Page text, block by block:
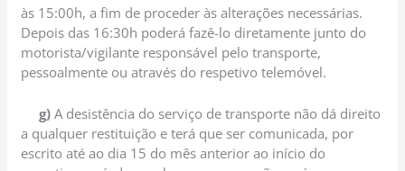
às 15:00h, a fim de proceder às alterações necessárias.
Depois das 16:30h poderá fazê-lo diretamente junto do
motorista/vigilante responsável pelo transporte,
pessoalmente ou através do respetivo telemóvel.
g) A desistência do serviço de transporte não dá direito
a qualquer restituição e terá que ser comunicada, por
escrito até ao dia 15 do mês anterior ao início do